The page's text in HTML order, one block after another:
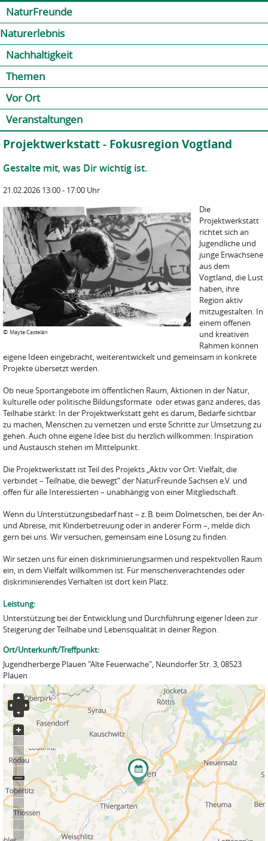
NaturFreunde
Naturerlebnis
Nachhaltigkeit
Themen
Vor Ort
Veranstaltungen
Projektwerkstatt - Fokusregion Vogtland
Gestalte mit, was Dir wichtig ist.
21.02.2026 13:00 - 17:00 Uhr
© Mayte Castelán
Die
Projektwerkstatt
richtet sich an
Jugendliche und
junge Erwachsene
aus dem
Vogtland, die Lust
haben, ihre
Region aktiv
mitzugestalten. In
einem offenen
und kreativen
Rahmen können
eigene Ideen eingebracht, weiterentwickelt und gemeinsam in konkrete
Projekte übersetzt werden.
Ob neue Sportangebote im öffentlichen Raum, Aktionen in der Natur,
kulturelle oder politische Bildungsformate oder etwas ganz anderes, das
Teilhabe stärkt: In der Projektwerkstatt geht es darum, Bedarfe sichtbar
zu machen, Menschen zu vernetzen und erste Schritte zur Umsetzung zu
gehen. Auch ohne eigene Idee bist du herzlich willkommen: Inspiration
und Austausch stehen im Mittelpunkt.
Die Projektwerkstatt ist Teil des Projekts „Aktiv vor Ort: Vielfalt, die
verbindet – Teilhabe, die bewegt“ der NaturFreunde Sachsen e.V. und
offen für alle Interessierten – unabhängig von einer Mitgliedschaft.
Wenn du Unterstützungsbedarf hast – z. B. beim Dolmetschen, bei der An-
und Abreise, mit Kinderbetreuung oder in anderer Form –, melde dich
gern bei uns. Wir versuchen, gemeinsam eine Lösung zu finden.
Wir setzen uns für einen diskriminierungsarmen und respektvollen Raum
ein, in dem Vielfalt willkommen ist. Für menschenverachtendes oder
diskriminierendes Verhalten ist dort kein Platz.
Leistung:
Unterstützung bei der Entwicklung und Durchführung eigener Ideen zur
Steigerung der Teilhabe und Lebensqualität in deiner Region.
Ort/Unterkunft/Treffpunkt:
Jugendherberge Plauen "Alte Feuerwache", Neundorfer Str. 3, 08523
Plauen